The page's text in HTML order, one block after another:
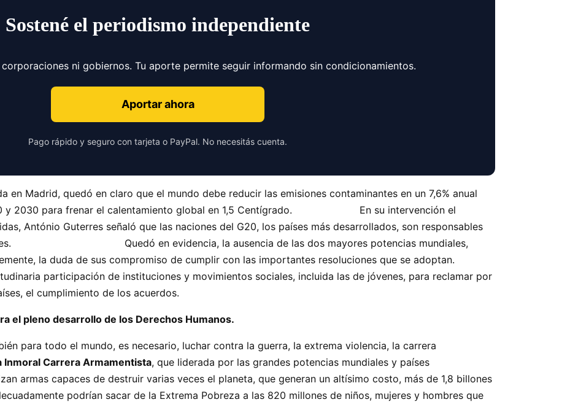
Sostené el periodismo independiente
ni gobiernos. Tu aporte permite seguir informando sin condicionamientos.
Aportar ahora
Pago rápido y seguro con tarjeta o PayPal. No necesitás cuenta.
en Madrid, quedó en claro que el mundo debe reducir las emisiones contaminantes en un 7,6% anual
y 2030 para frenar el calentamiento global en 1,5 Centígrado. En su intervención el
António Guterres señaló que las naciones del G20, los países más desarrollados, son responsables
Quedó en evidencia, la ausencia de las dos mayores potencias mundiales,
la duda de sus compromiso de cumplir con las importantes resoluciones que se adoptan.
participación de instituciones y movimientos sociales, incluida las de jóvenes, para reclamar por
el cumplimiento de los acuerdos.
para el pleno desarrollo de los Derechos Humanos.
para todo el mundo, es necesario, luchar contra la guerra, la extrema violencia, la carrera
Inmoral Carrera Armamentista, que liderada por las grandes potencias mundiales y países
armas capaces de destruir varias veces el planeta, que generan un altísimo costo, más de 1,8 billones
podrían sacar de la Extrema Pobreza a las 820 millones de niños, mujeres y hombres que